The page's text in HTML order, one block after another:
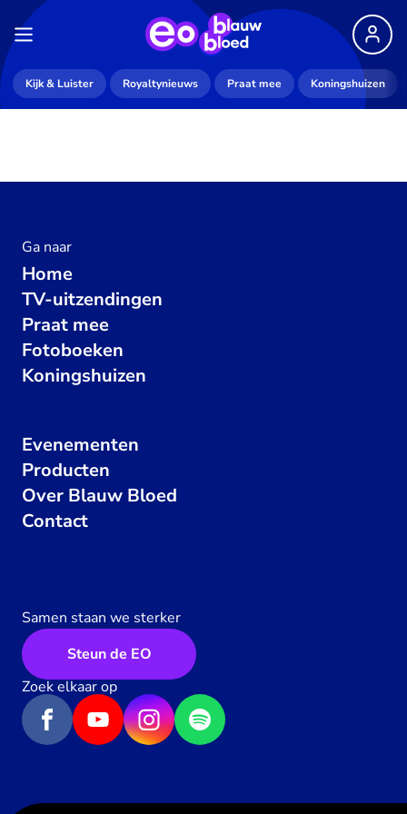
Kijk & Luister Royaltynieuws Praat mee Koningshuizen
Ga naar
Home
TV-uitzendingen
Praat mee
Fotoboeken
Koningshuizen
Evenementen
Producten
Over Blauw Bloed
Contact
Samen staan we sterker
Steun de EO
Zoek elkaar op